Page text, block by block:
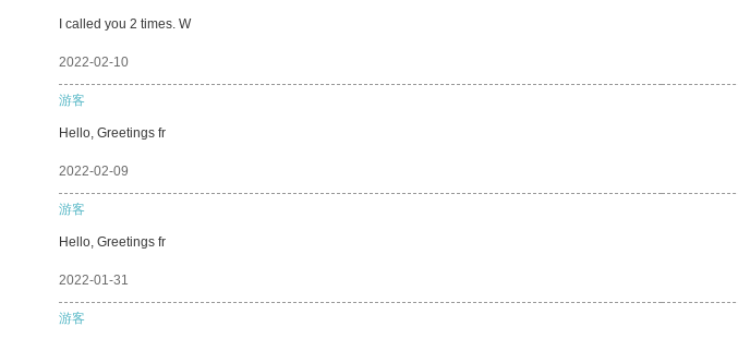
I called you 2 times. W
2022-02-10
游客
Hello, Greetings fr
2022-02-09
游客
Hello, Greetings fr
2022-01-31
游客